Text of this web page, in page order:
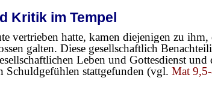
Kritik im Tempel
vertrieben hatte, kamen diejenigen zu
galten. Diese gesellschaftlich
Leben und Gottesdienst
Schuldgefühlen stattgefunden (vgl. Mat